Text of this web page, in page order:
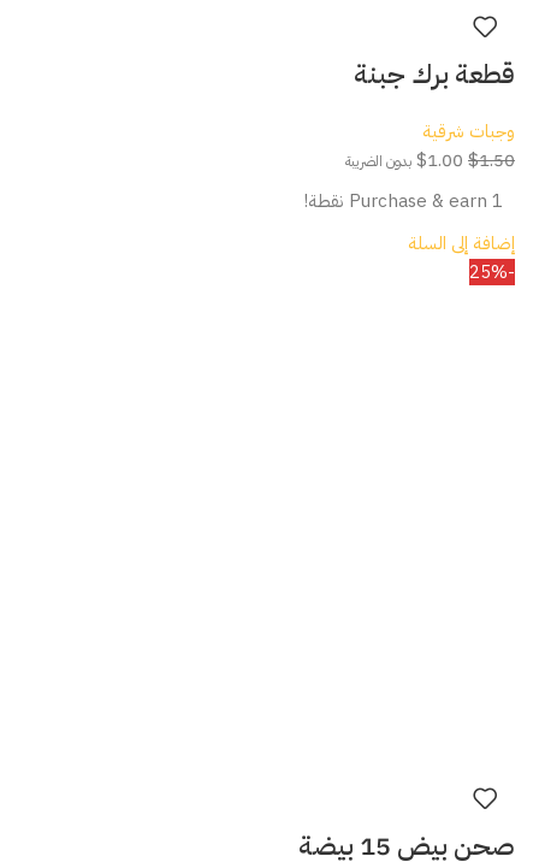
قطعة برك جبنة
وجبات شرقية
$1.50
$1.00 بدون الضريبة
Purchase & earn 1 نقطة!
إضافة إلى السلة
-25%
صحن بيض 15 بيضة